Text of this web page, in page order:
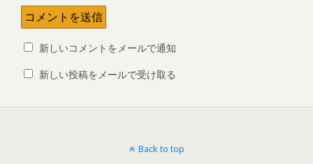
新しいコメントをメールで通知
新しい投稿をメールで受け取る
Back to top